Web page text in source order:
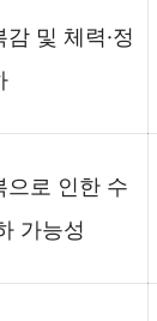
및 체력·정
으로 인한 수
가능성